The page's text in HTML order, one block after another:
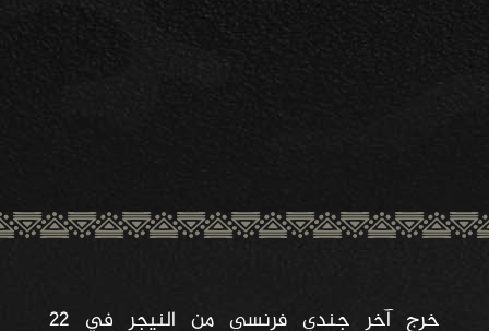
خرج آخر جندي فرنسي من النيجر في 22